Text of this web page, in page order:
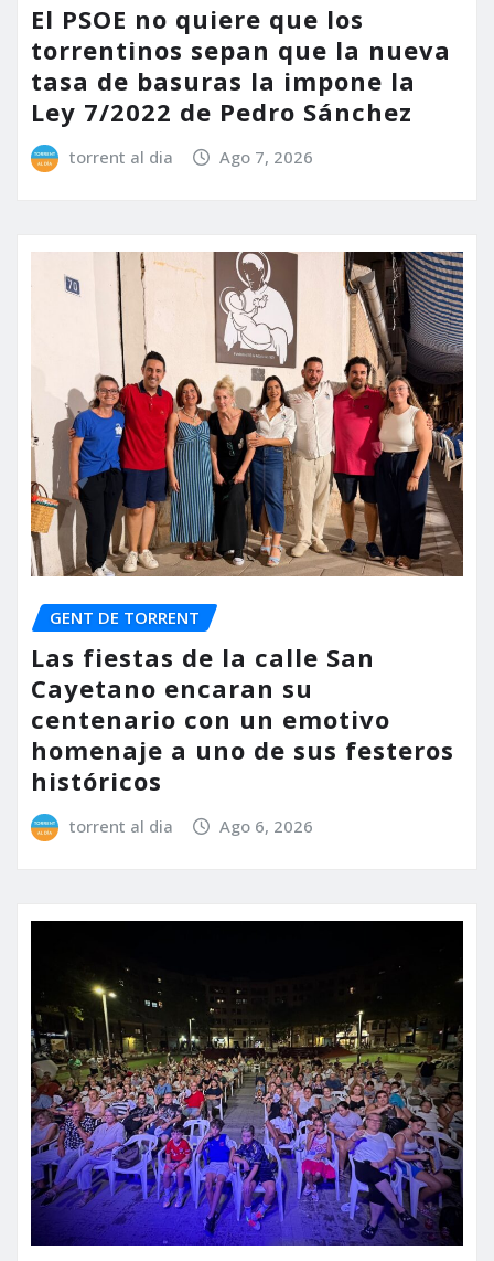
El PSOE no quiere que los
torrentinos sepan que la nueva
tasa de basuras la impone la
Ley 7/2022 de Pedro Sánchez
torrent al dia Ago 7, 2026
GENT DE TORRENT
Las fiestas de la calle San
Cayetano encaran su
centenario con un emotivo
homenaje a uno de sus festeros
históricos
torrent al dia Ago 6, 2026